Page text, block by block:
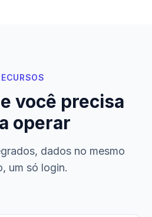
você precisa
operar
dados no mesmo
um só login.